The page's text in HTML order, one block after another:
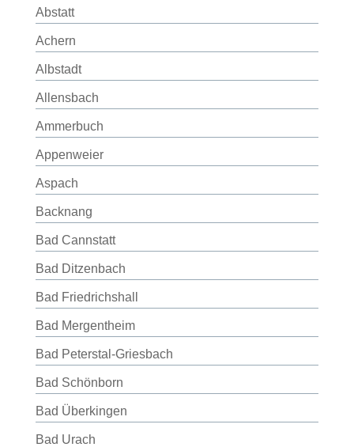
Abstatt
Achern
Albstadt
Allensbach
Ammerbuch
Appenweier
Aspach
Backnang
Bad Cannstatt
Bad Ditzenbach
Bad Friedrichshall
Bad Mergentheim
Bad Peterstal-Griesbach
Bad Schönborn
Bad Überkingen
Bad Urach